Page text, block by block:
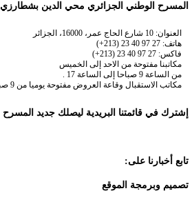
المسرح الوطني الجزائري محي الدين بشطارزي
العنوان: 10 شارع الحاج عمر، 16000، الجزائر
هاتف: 27 97 40 23 (213+)
فاكس: 27 97 40 23 (213+)
مكاتبنا مفتوحة من الاحد إلى الخميس
من الساعة 9 صباحا إلى الساعة 17 .
مكاتب الاستقبال وقاعة العروض مفتوحة يوميا من 9 صباحا إلى غاية نهاية العروض.
إشترك في قائمتنا البريدية ليصلك جديد المسرح
تابع أخبارنا على:
تصميم وبرمجة الموقع